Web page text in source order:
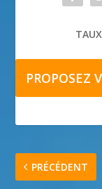
PROPOSEZ
PRÉCÉDENT